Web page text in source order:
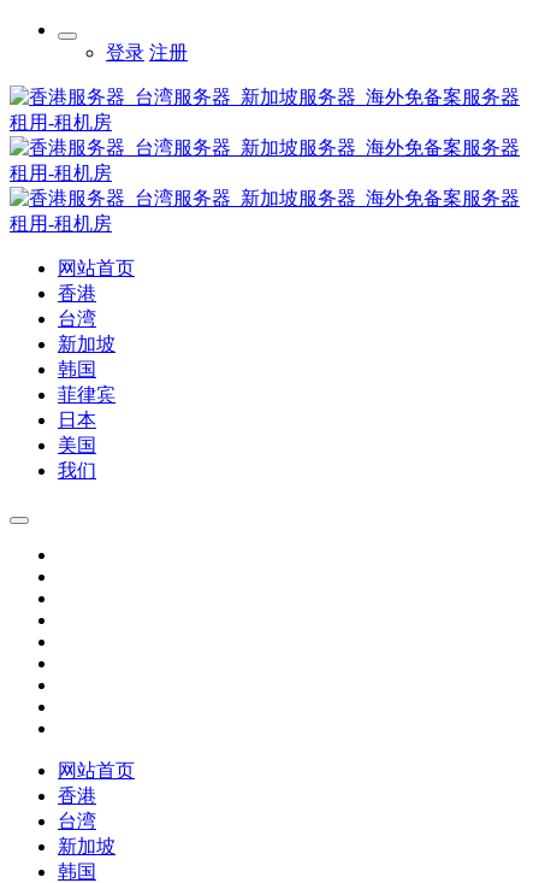
登录 注册
网站首页
香港
台湾
新加坡
韩国
菲律宾
日本
美国
我们
网站首页
香港
台湾
新加坡
韩国